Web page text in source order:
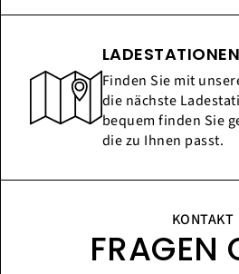
Finden Sie mit
die nächste
bequem finden Sie
die zu Ihnen passt.
KONTAKT
FRAGEN